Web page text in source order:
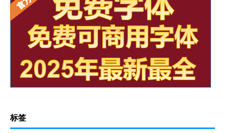
标签